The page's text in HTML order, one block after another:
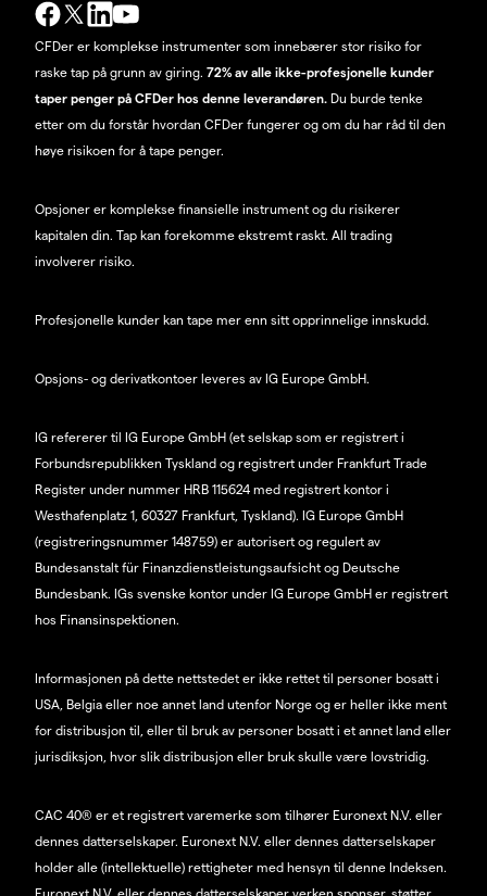
CFDer er komplekse instrumenter som innebærer stor risiko for
raske tap på grunn av giring. 72% av alle ikke-profesjonelle kunder
taper penger på CFDer hos denne leverandøren. Du burde tenke
etter om du forstår hvordan CFDer fungerer og om du har råd til den
høye risikoen for å tape penger.
Opsjoner er komplekse finansielle instrument og du risikerer
kapitalen din. Tap kan forekomme ekstremt raskt. All trading
involverer risiko.
Profesjonelle kunder kan tape mer enn sitt opprinnelige innskudd.
Opsjons- og derivatkontoer leveres av IG Europe GmbH.
IG refererer til IG Europe GmbH (et selskap som er registrert i
Forbundsrepublikken Tyskland og registrert under Frankfurt Trade
Register under nummer HRB 115624 med registrert kontor i
Westhafenplatz 1, 60327 Frankfurt, Tyskland). IG Europe GmbH
(registreringsnummer 148759) er autorisert og regulert av
Bundesanstalt für Finanzdienstleistungsaufsicht og Deutsche
Bundesbank. IGs svenske kontor under IG Europe GmbH er registrert
hos Finansinspektionen.
Informasjonen på dette nettstedet er ikke rettet til personer bosatt i
USA, Belgia eller noe annet land utenfor Norge og er heller ikke ment
for distribusjon til, eller til bruk av personer bosatt i et annet land eller
jurisdiksjon, hvor slik distribusjon eller bruk skulle være lovstridig.
CAC 40® er et registrert varemerke som tilhører Euronext N.V. eller
dennes datterselskaper. Euronext N.V. eller dennes datterselskaper
holder alle (intellektuelle) rettigheter med hensyn til denne Indeksen.